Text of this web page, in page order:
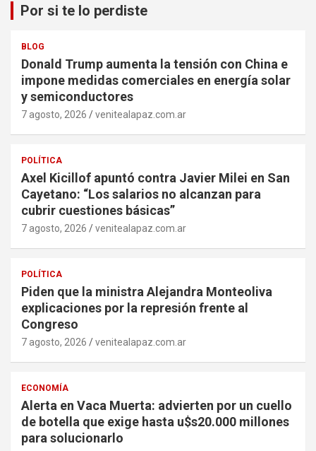
Por si te lo perdiste
BLOG
Donald Trump aumenta la tensión con China e
impone medidas comerciales en energía solar
y semiconductores
7 agosto, 2026 venitealapaz.com.ar
POLÍTICA
Axel Kicillof apuntó contra Javier Milei en San
Cayetano: “Los salarios no alcanzan para
cubrir cuestiones básicas”
7 agosto, 2026 venitealapaz.com.ar
POLÍTICA
Piden que la ministra Alejandra Monteoliva
explicaciones por la represión frente al
Congreso
7 agosto, 2026 venitealapaz.com.ar
ECONOMÍA
Alerta en Vaca Muerta: advierten por un cuello
de botella que exige hasta u$s20.000 millones
para solucionarlo